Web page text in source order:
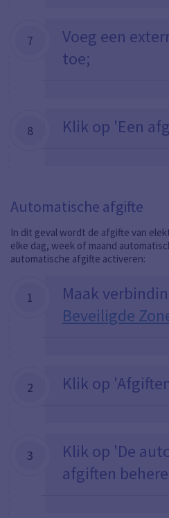
7
Voeg een
toe;
8 Klik op 'Een
Automatische afgifte
In dit geval wordt de afgifte van
elke dag, week of maand
automatische afgifte activeren:
1
Maak
Beveiligde
2 Klik op
3
Klik op 'De
afgiften